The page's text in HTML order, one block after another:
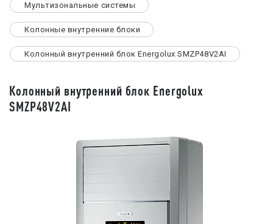
Мультизональные системы
Колонные внутренние блоки
Колонный внутренний блок Energolux SMZP48V2AI
Колонный внутренний блок Energolux
SMZP48V2AI